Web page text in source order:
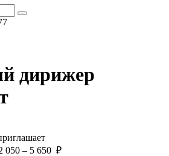
дирижер
050 – 5 650 ₽